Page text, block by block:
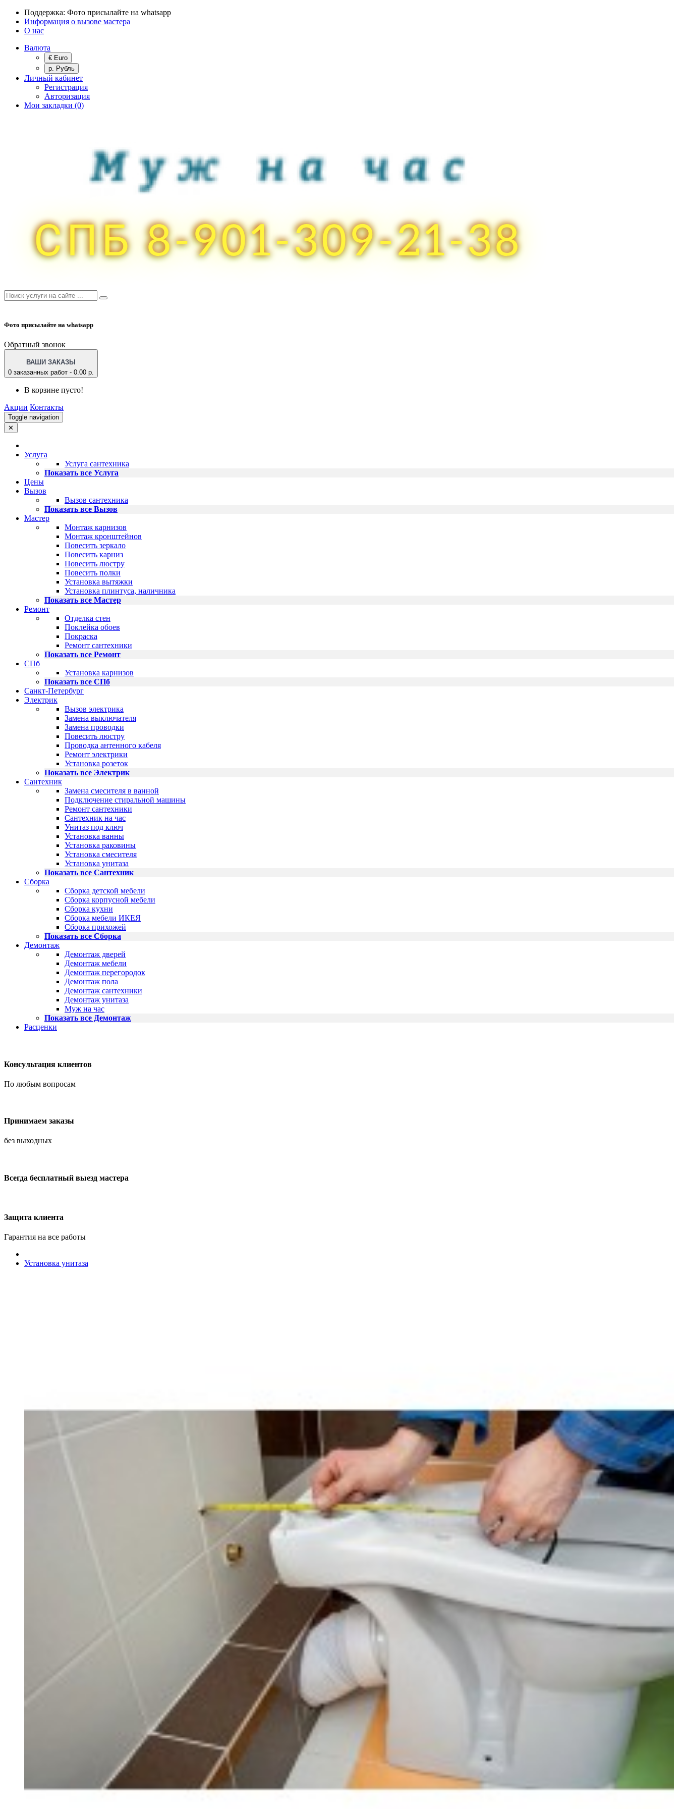
Поддержка: Фото присылайте на whatsapp
Информация о вызове мастера
О нас
Валюта
€ Euro
р. Рубль
Личный кабинет
Регистрация
Авторизация
Мои закладки (0)
Фото присылайте на whatsapp
Обратный звонок
ВАШИ ЗАКАЗЫ
0 заказанных работ - 0.00 р.
В корзине пусто!
Акции Контакты
Toggle navigation
✕
Услуга
Услуга сантехника
Показать все Услуга
Цены
Вызов
Вызов сантехника
Показать все Вызов
Мастер
Монтаж карнизов
Монтаж кронштейнов
Повесить зеркало
Повесить карниз
Повесить люстру
Повесить полки
Установка вытяжки
Установка плинтуса, наличника
Показать все Мастер
Ремонт
Отделка стен
Поклейка обоев
Покраска
Ремонт сантехники
Показать все Ремонт
СПб
Установка карнизов
Показать все СПб
Санкт-Петербург
Электрик
Вызов электрика
Замена выключателя
Замена проводки
Повесить люстру
Проводка антенного кабеля
Ремонт электрики
Установка розеток
Показать все Электрик
Сантехник
Замена смесителя в ванной
Подключение стиральной машины
Ремонт сантехники
Сантехник на час
Унитаз под ключ
Установка ванны
Установка раковины
Установка смесителя
Установка унитаза
Показать все Сантехник
Сборка
Сборка детской мебели
Сборка корпусной мебели
Сборка кухни
Сборка мебели ИКЕЯ
Сборка прихожей
Показать все Сборка
Демонтаж
Демонтаж дверей
Демонтаж мебели
Демонтаж перегородок
Демонтаж пола
Демонтаж сантехники
Демонтаж унитаза
Муж на час
Показать все Демонтаж
Расценки
Консультация клиентов
По любым вопросам
Принимаем заказы
без выходных
Всегда бесплатный выезд мастера
Защита клиента
Гарантия на все работы
Установка унитаза